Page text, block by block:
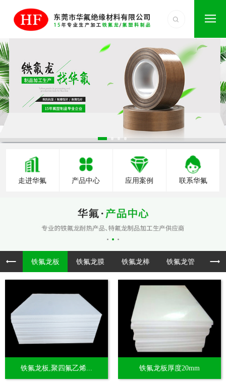
走进华氟 产品中心 应用案例 联系华氟
铁氟龙板 铁氟龙膜 铁氟龙棒 铁氟龙管 透
铁氟龙板,聚四氟乙烯... 铁氟龙板厚度20mm